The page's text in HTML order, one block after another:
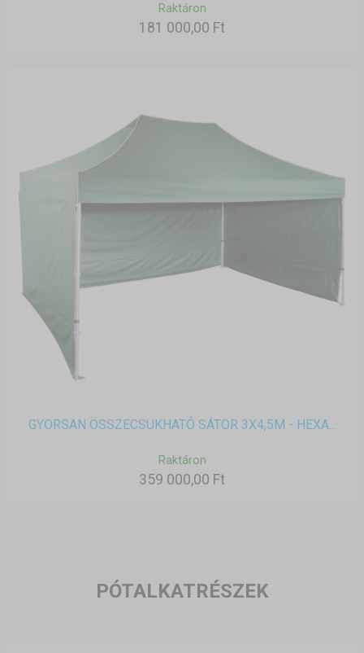
Raktáron
181 000,00 Ft
GYORSAN ÖSSZECSUKHATÓ SÁTOR 3X4,5M - HEXA...
Raktáron
359 000,00 Ft
PÓTALKATRÉSZEK